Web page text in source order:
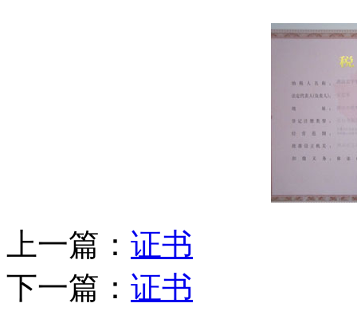
上一篇： 证书
下一篇： 证书